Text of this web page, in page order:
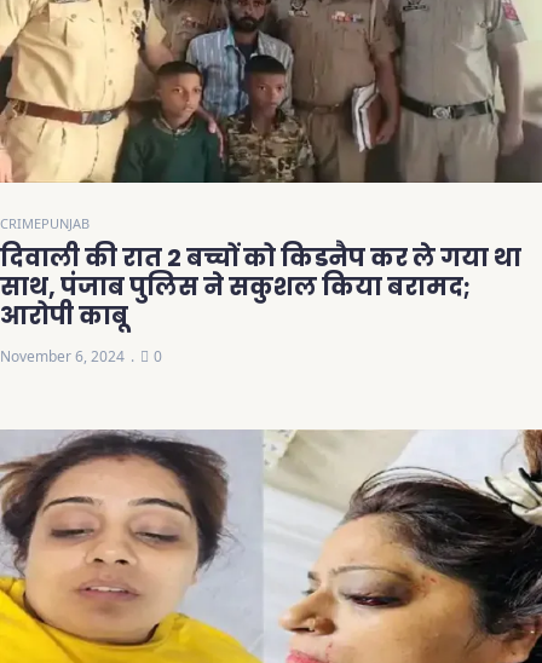
CRIMEPUNJAB
दिवाली की रात 2 बच्चों को किडनैप कर ले गया था
साथ, पंजाब पुलिस ने सकुशल किया बरामद;
आरोपी काबू
November 6, 2024 0